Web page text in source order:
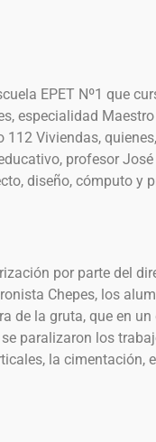
EPET Nº1 que
especialidad
112 Viviendas,
profesor
diseño, cómputo y
por parte del
Chepes, los
de la gruta, que en
paralizaron los
la cimentación,